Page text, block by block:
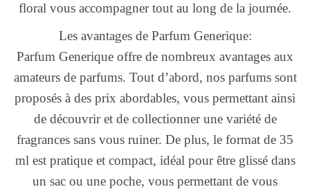
floral vous accompagner tout au long de la journée.
Les avantages de Parfum Generique:
Parfum Generique offre de nombreux avantages aux
amateurs de parfums. Tout d’abord, nos parfums sont
proposés à des prix abordables, vous permettant ainsi
de découvrir et de collectionner une variété de
fragrances sans vous ruiner. De plus, le format de 35
ml est pratique et compact, idéal pour être glissé dans
un sac ou une poche, vous permettant de vous